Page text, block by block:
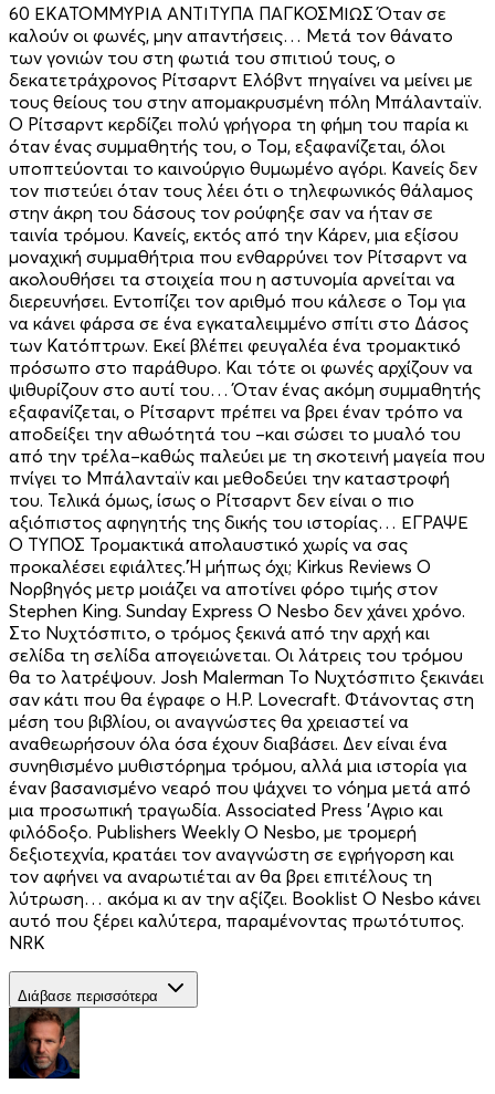
60 ΕΚΑΤΟΜΜΥΡΙΑ ΑΝΤΙΤΥΠΑ ΠΑΓΚΟΣΜΙΩΣ Όταν σε
καλούν οι φωνές, μην απαντήσεις… Μετά τον θάνατο
των γονιών του στη φωτιά του σπιτιού τους, ο
δεκατετράχρονος Ρίτσαρντ Ελόβντ πηγαίνει να μείνει με
τους θείους του στην απομακρυσμένη πόλη Μπάλανταϊν.
Ο Ρίτσαρντ κερδίζει πολύ γρήγορα τη φήμη του παρία κι
όταν ένας συμμαθητής του, ο Τομ, εξαφανίζεται, όλοι
υποπτεύονται το καινούργιο θυμωμένο αγόρι. Κανείς δεν
τον πιστεύει όταν τους λέει ότι ο τηλεφωνικός θάλαμος
στην άκρη του δάσους τον ρούφηξε σαν να ήταν σε
ταινία τρόμου. Κανείς, εκτός από την Κάρεν, μια εξίσου
μοναχική συμμαθήτρια που ενθαρρύνει τον Ρίτσαρντ να
ακολουθήσει τα στοιχεία που η αστυνομία αρνείται να
διερευνήσει. Εντοπίζει τον αριθμό που κάλεσε ο Τομ για
να κάνει φάρσα σε ένα εγκαταλειμμένο σπίτι στο Δάσος
των Κατόπτρων. Εκεί βλέπει φευγαλέα ένα τρομακτικό
πρόσωπο στο παράθυρο. Και τότε οι φωνές αρχίζουν να
ψιθυρίζουν στο αυτί του… Όταν ένας ακόμη συμμαθητής
εξαφανίζεται, ο Ρίτσαρντ πρέπει να βρει έναν τρόπο να
αποδείξει την αθωότητά του –και σώσει το μυαλό του
από την τρέλα–καθώς παλεύει με τη σκοτεινή μαγεία που
πνίγει το Μπάλανταϊν και μεθοδεύει την καταστροφή
του. Τελικά όμως, ίσως ο Ρίτσαρντ δεν είναι ο πιο
αξιόπιστος αφηγητής της δικής του ιστορίας… ΕΓΡΑΨΕ
Ο ΤΥΠΟΣ Τρομακτικά απολαυστικό χωρίς να σας
προκαλέσει εφιάλτες.’Ή μήπως όχι; Kirkus Reviews Ο
Νορβηγός μετρ μοιάζει να αποτίνει φόρο τιμής στον
Stephen King. Sunday Express Ο Nesbo δεν χάνει χρόνο.
Στο Νυχτόσπιτο, ο τρόμος ξεκινά από την αρχή και
σελίδα τη σελίδα απογειώνεται. Οι λάτρεις του τρόμου
θα το λατρέψουν. Josh Malerman Το Νυχτόσπιτο ξεκινάει
σαν κάτι που θα έγραφε ο H.P. Lovecraft. Φτάνοντας στη
μέση του βιβλίου, οι αναγνώστες θα χρειαστεί να
αναθεωρήσουν όλα όσα έχουν διαβάσει. Δεν είναι ένα
συνηθισμένο μυθιστόρημα τρόμου, αλλά μια ιστορία για
έναν βασανισμένο νεαρό που ψάχνει το νόημα μετά από
μια προσωπική τραγωδία. Associated Press ’Αγριο και
φιλόδοξο. Publishers Weekly Ο Nesbo, με τρομερή
δεξιοτεχνία, κρατάει τον αναγνώστη σε εγρήγορση και
τον αφήνει να αναρωτιέται αν θα βρει επιτέλους τη
λύτρωση… ακόμα κι αν την αξίζει. Booklist Ο Nesbo κάνει
αυτό που ξέρει καλύτερα, παραμένοντας πρωτότυπος.
NRK
Διάβασε περισσότερα